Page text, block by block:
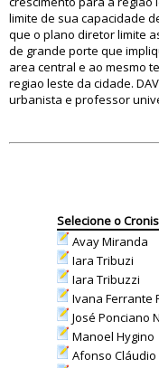
limite de sua capacidade
que o plano diretor limite
de grande porte que
area central e ao mesmo
regiao leste da cidade.
urbanista e professor
Selecione o
Avay Miranda
Iara Tribuzi
Iara Tribuzzi
Ivana Ferrante
José Ponciano
Manoel Hygino
Afonso Cláudio